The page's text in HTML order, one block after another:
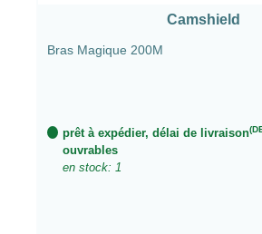
Camshield
Bras Magique 200M
prêt à expédier, délai de livraison
ouvrables
en stock: 1